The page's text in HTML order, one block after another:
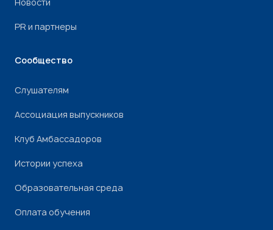
PR и партнеры
Сообщество
Слушателям
Ассоциация выпускников
Клуб Амбассадоров
Истории успеха
Образовательная среда
Оплата обучения